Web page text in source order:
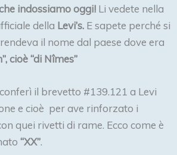
indossiamo oggi! Li vedete nella
della Levi’s. E sapete perché si
il nome dal paese dove era
cioè “di Nîmes”
il brevetto #139.121 a Levi
e cioè per ave rinforzato i
quei rivetti di rame. Ecco come è
“XX”.